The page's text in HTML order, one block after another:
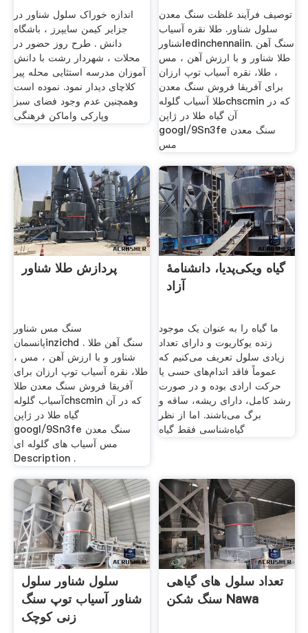
اندازه خوراک سلول شناور در
جزایر کیمن سایپرز ، باشگاه
دانش . طرح روز حضور در
محلات ، شهردار رشت با دانش
آموزان مدرسه استثایی محله پیر
کلاچای دیدار نمود. نموده است
وهمچنین عدم وجود فضای سبز
وپارکی واماکن فرهنگی
توصیف فرآیند غلظت سنگ معدن
سلول شناور. طلا نقره آسیاب
شناورledinchennaiin. سنگ آهن
طلا شناور و با ارزش آهن ، مس
، طلا، نقره آسیاب توپ ارزان
برای آفریقا فروش سنگ معدن
طلا آسیاب گلولهchscmin که در
آن گیاه طلا در ژاپن
googl/9Sn3fe سنگ معدن
مس
پردازش طلا شناور
سنگ مس شناور
پانسمانinzichd . سنگ آهن طلا
شناور و با ارزش آهن ، مس ،
طلا، نقره آسیاب توپ ارزان برای
آفریقا فروش سنگ معدن طلا
آسیاب گلولهchscmin که در آن
گیاه طلا در ژاپن
googl/9Sn3fe سنگ معدن
مس آسیاب های گلوله ای
Description .
گیاه ویکی‌پدیا، دانشنامهٔ
آزاد
ما گیاه را به عنوان یک موجود
زنده یوکاریوت و دارای تعداد
زیادی سلول تعریف می‌کنیم که
عموماً فاقد اندام‌های حسی یا
حرکت ارادی بوده و در صورت
رشد کامل، دارای ریشه، ساقه و
برگ می‌باشند. اما از نظر
گیاه‌شناسی فقط گیاه
سلول شناور سلول
شناور آسیاب توپ سنگ
زنی کوچک
تعداد سلول های گیاهی
سنگ شکن Nawa